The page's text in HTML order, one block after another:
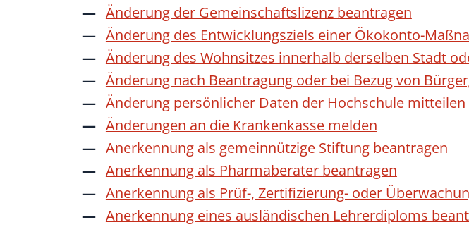
Änderung der Gemeinschaftslizenz beantragen
Änderung des Entwicklungsziels einer Ökokonto-
Änderung des Wohnsitzes innerhalb derselben Stadt
Änderung nach Beantragung oder bei Bezug von
Änderung persönlicher Daten der Hochschule mitteilen
Änderungen an die Krankenkasse melden
Anerkennung als gemeinnützige Stiftung beantragen
Anerkennung als Pharmaberater beantragen
Anerkennung als Prüf-, Zertifizierung- oder
Anerkennung eines ausländischen Lehrerdiploms